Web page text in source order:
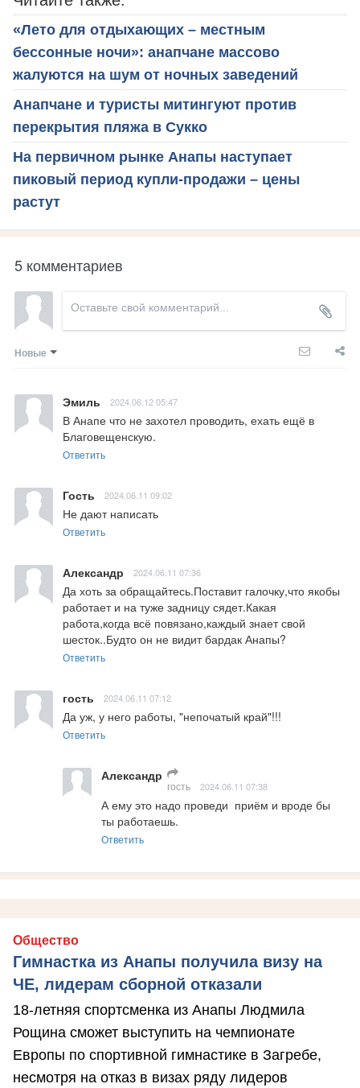
«Лето для отдыхающих – местным
бессонные ночи»: анапчане массово
жалуются на шум от ночных заведений
Анапчане и туристы митингуют против
перекрытия пляжа в Сукко
На первичном рынке Анапы наступает
пиковый период купли-продажи – цены
растут
5 комментариев
Новые
Эмиль 2024.06.12 05:47
В Анапе что не захотел проводить, ехать ещё в
Благовещенскую.
Ответить
Гость 2024.06.11 09:02
Не дают написать
Ответить
Александр 2024.06.11 07:36
Да хоть за обращайтесь.Поставит галочку,что якобы
работает и на туже задницу сядет.Какая
работа,когда всё повязано,каждый знает свой
шесток..Будто он не видит бардак Анапы?
Ответить
гость 2024.06.11 07:12
Да уж, у него работы, "непочатый край"!!!
Ответить
Александр
гость 2024.06.11 07:38
А ему это надо проведи  приём и вроде бы
ты работаешь.
Ответить
Общество
Гимнастка из Анапы получила визу на
ЧЕ, лидерам сборной отказали
18-летняя спортсменка из Анапы Людмила
Рощина сможет выступить на чемпионате
Европы по спортивной гимнастике в Загребе,
несмотря на отказ в визах ряду лидеров